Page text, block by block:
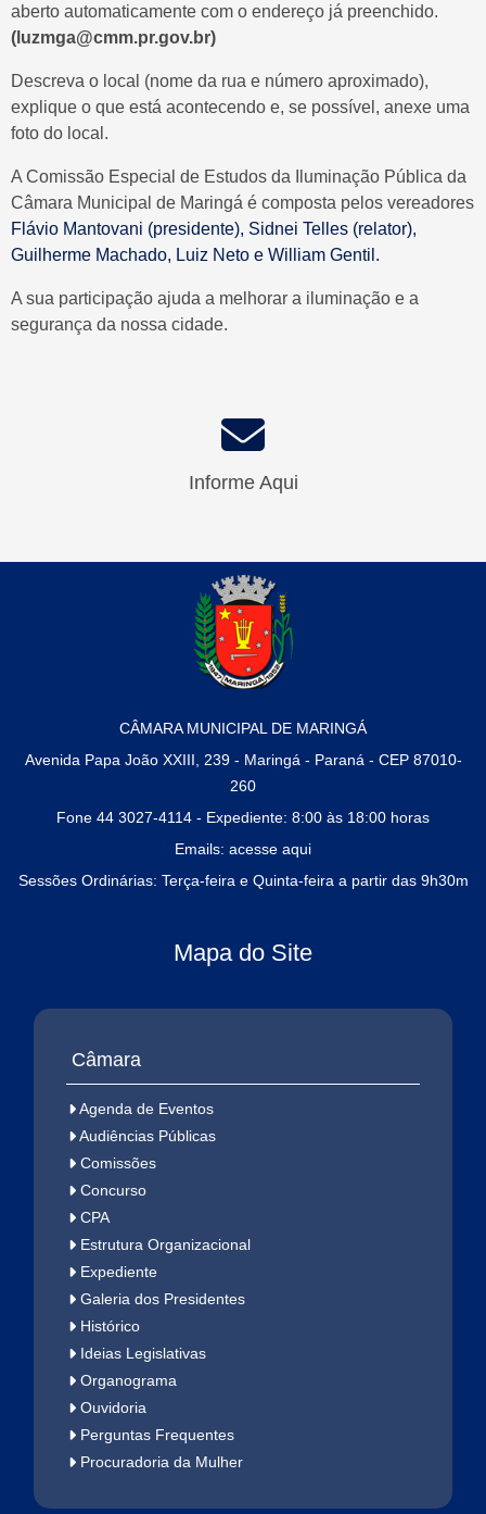
ELETRÔNICO
EXTERNO
VEREADORES
MESA
INSTITUCIONAIS
CÂMARA
PROCURADORIA
LEGISLAÇÃO
MUNICIPAL
AUDIÊNCIAS
PÚBLICAS
CARTA DE
SERVIÇOS AO
aberto automaticamente com o endereço já preenchido.
(luzmga@cmm.pr.gov.br)
Descreva o local (nome da rua e número aproximado),
explique o que está acontecendo e, se possível, anexe uma
foto do local.
A Comissão Especial de Estudos da Iluminação Pública da
Câmara Municipal de Maringá é composta pelos vereadores
Flávio Mantovani (presidente), Sidnei Telles (relator),
Guilherme Machado, Luiz Neto e William Gentil.
A sua participação ajuda a melhorar a iluminação e a
segurança da nossa cidade.
Informe Aqui
CÂMARA MUNICIPAL DE MARINGÁ
Avenida Papa João XXIII, 239 - Maringá - Paraná - CEP 87010-
260
Fone 44 3027-4114 - Expediente: 8:00 às 18:00 horas
Emails: acesse aqui
Sessões Ordinárias: Terça-feira e Quinta-feira a partir das 9h30m
Mapa do Site
Câmara
Agenda de Eventos
Audiências Públicas
Comissões
Concurso
CPA
Estrutura Organizacional
Expediente
Galeria dos Presidentes
Histórico
Ideias Legislativas
Organograma
Ouvidoria
Perguntas Frequentes
Procuradoria da Mulher